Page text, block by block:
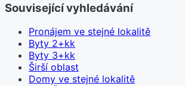
Související vyhledávání
Pronájem ve stejné lokalitě
Byty 2+kk
Byty 3+kk
Širší oblast
Domy ve stejné lokalitě